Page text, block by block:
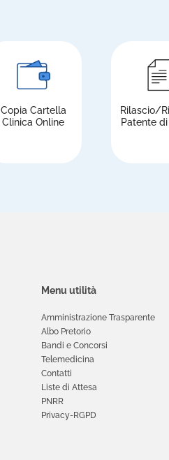
Copia Cartella
Clinica Online
Rilascio/
Patente
Menu utilità
Amministrazione Trasparente
Albo Pretorio
Bandi e Concorsi
Telemedicina
Contatti
Liste di Attesa
PNRR
Privacy-RGPD